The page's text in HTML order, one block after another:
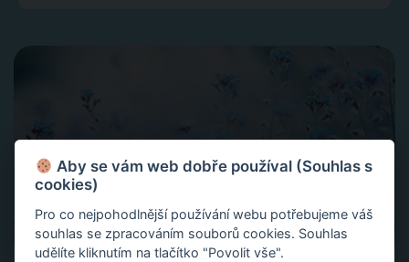
Aby se vám web dobře používal (Souhlas s
cookies)
Pro co nejpohodlnější používání webu potřebujeme váš
souhlas se zpracováním souborů cookies. Souhlas
udělíte kliknutím na tlačítko "Povolit vše".